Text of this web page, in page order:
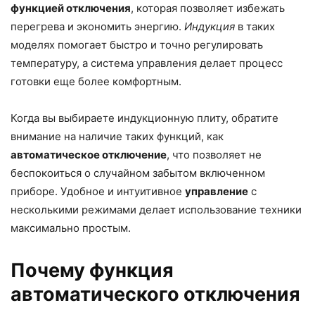
функцией отключения, которая позволяет избежать
перегрева и экономить энергию. Индукция в таких
моделях помогает быстро и точно регулировать
температуру, а система управления делает процесс
готовки еще более комфортным.
Когда вы выбираете индукционную плиту, обратите
внимание на наличие таких функций, как
автоматическое отключение, что позволяет не
беспокоиться о случайном забытом включенном
приборе. Удобное и интуитивное управление с
несколькими режимами делает использование техники
максимально простым.
Почему функция
автоматического отключения